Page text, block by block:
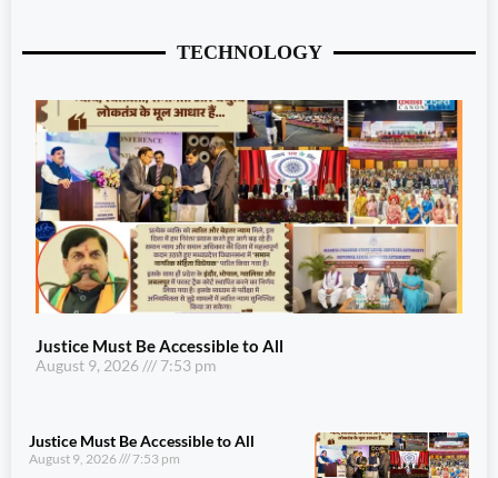
TECHNOLOGY
Justice Must Be Accessible to All
August 9, 2026 7:53 pm
Justice Must Be Accessible to All
August 9, 2026 7:53 pm